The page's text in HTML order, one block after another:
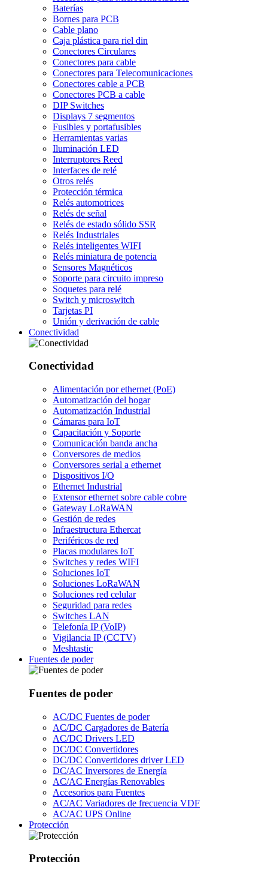
Baterías
Bornes para PCB
Cable plano
Caja plástica para riel din
Conectores Circulares
Conectores para cable
Conectores para Telecomunicaciones
Conectores cable a PCB
Conectores PCB a cable
DIP Switches
Displays 7 segmentos
Fusibles y portafusibles
Herramientas varias
Iluminación LED
Interruptores Reed
Interfaces de relé
Otros relés
Protección térmica
Relés automotrices
Relés de señal
Relés de estado sólido SSR
Relés Industriales
Relés inteligentes WIFI
Relés miniatura de potencia
Sensores Magnéticos
Soporte para circuito impreso
Soquetes para relé
Switch y microswitch
Tarjetas PI
Unión y derivación de cable
Conectividad
Conectividad
Alimentación por ethernet (PoE)
Automatización del hogar
Automatización Industrial
Cámaras para IoT
Capacitación y Soporte
Comunicación banda ancha
Conversores de medios
Conversores serial a ethernet
Dispositivos I/O
Ethernet Industrial
Extensor ethernet sobre cable cobre
Gateway LoRaWAN
Gestión de redes
Infraestructura Ethercat
Periféricos de red
Placas modulares IoT
Switches y redes WIFI
Soluciones IoT
Soluciones LoRaWAN
Soluciones red celular
Seguridad para redes
Switches LAN
Telefonía IP (VoIP)
Vigilancia IP (CCTV)
Meshtastic
Fuentes de poder
Fuentes de poder
AC/DC Fuentes de poder
AC/DC Cargadores de Batería
AC/DC Drivers LED
DC/DC Convertidores
DC/DC Convertidores driver LED
DC/AC Inversores de Energía
AC/AC Energías Renovables
Accesorios para Fuentes
AC/AC Variadores de frecuencia VDF
AC/AC UPS Online
Protección
Protección